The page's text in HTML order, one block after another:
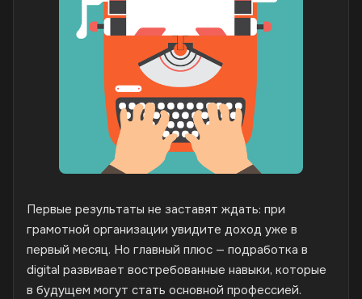
Первые результаты не заставят ждать: при
грамотной организации увидите доход уже в
первый месяц. Но главный плюс — подработка в
digital развивает востребованные навыки, которые
в будущем могут стать основной профессией.